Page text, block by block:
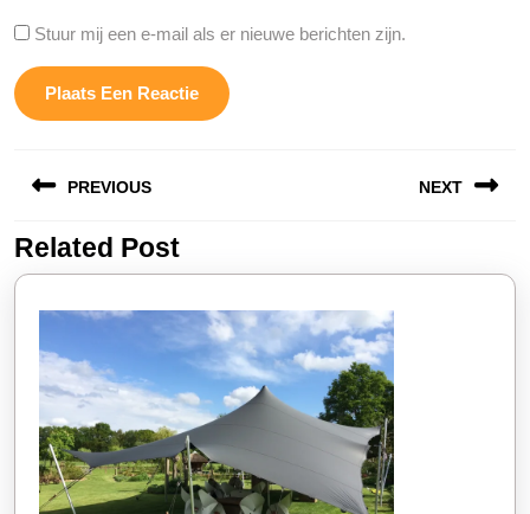
Stuur mij een e-mail als er nieuwe berichten zijn.
PREVIOUS
Vorige
bericht:
NEXT
bericht:
Related Post